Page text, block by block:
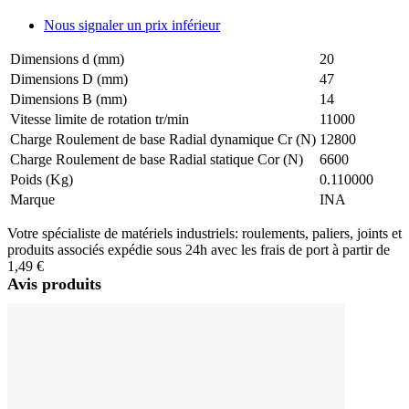
Nous signaler un prix inférieur
Dimensions d (mm)
20
Dimensions D (mm)
47
Dimensions B (mm)
14
Vitesse limite de rotation tr/min
11000
Charge Roulement de base Radial dynamique Cr (N) 12800
Charge Roulement de base Radial statique Cor (N)
6600
Poids (Kg)
0.110000
Marque
INA
Votre spécialiste de matériels industriels: roulements, paliers, joints et
produits associés expédie sous 24h avec les frais de port à partir de
1,49 €
Avis produits